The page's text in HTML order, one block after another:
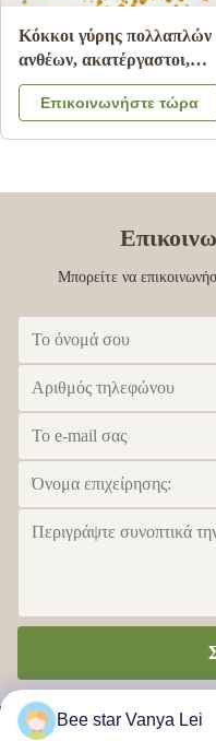
Κόκκοι γύρης πολλαπλών
ανθέων, ακατέργαστοι,
25kg, Χαρτοκιβώτιο,
Συμπλήρωμα διατροφής
Επικοινωνήστε τώρα
Μπορείτε να
Bee star Vanya Lei